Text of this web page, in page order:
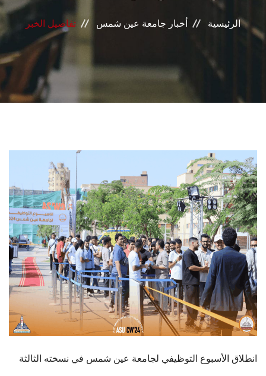
الرعاية الصحية
المراكز والوحدات
الأنظمة الذكية
الطلاب
هيئة التدريس
الدراسات العليا
الخريجين
الموظفون
الزائـرون
الرئيسية أخبار جامعة عين شمس تفاصيل الخبر
انطلاق الأسبوع التوظيفي لجامعة عين شمس في نسخته الثالثة